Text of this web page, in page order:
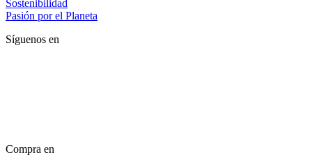
Sostenibilidad
Pasión por el Planeta
Síguenos en
Compra en